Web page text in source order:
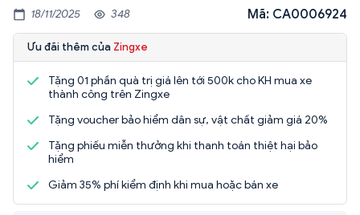
18/11/2025 348 Mã: CA0006924
Ưu đãi thêm của Zingxe
Tặng 01 phần quà trị giá lên tới 500k cho KH mua xe
thành công trên Zingxe
Tặng voucher bảo hiểm dân sự, vật chất giảm giá 20%
Tặng phiếu miễn thưởng khi thanh toán thiệt hại bảo
hiểm
Giảm 35% phí kiểm định khi mua hoặc bán xe